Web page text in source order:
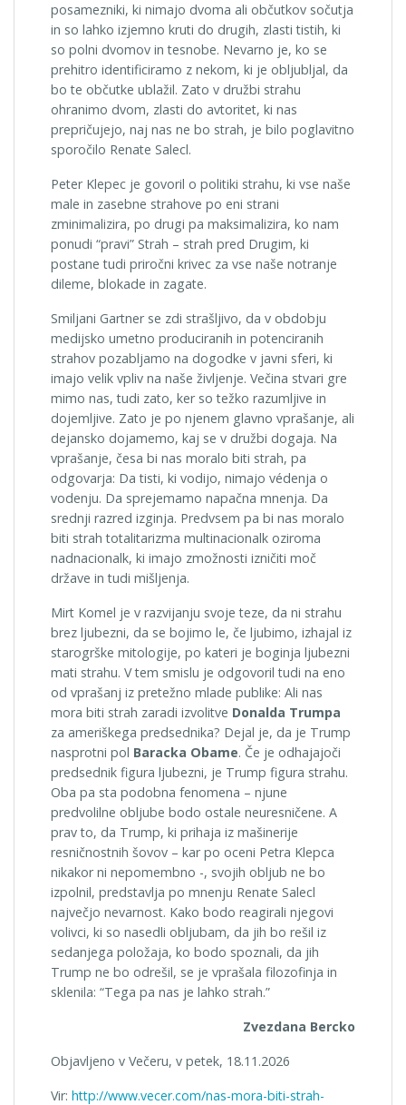
posamezniki, ki nimajo dvoma ali občutkov sočutja
in so lahko izjemno kruti do drugih, zlasti tistih, ki
so polni dvomov in tesnobe. Nevarno je, ko se
prehitro identificiramo z nekom, ki je obljubljal, da
bo te občutke ublažil. Zato v družbi strahu
ohranimo dvom, zlasti do avtoritet, ki nas
prepričujejo, naj nas ne bo strah, je bilo poglavitno
sporočilo Renate Salecl.
Peter Klepec je govoril o politiki strahu, ki vse naše
male in zasebne strahove po eni strani
zminimalizira, po drugi pa maksimalizira, ko nam
ponudi “pravi” Strah – strah pred Drugim, ki
postane tudi priročni krivec za vse naše notranje
dileme, blokade in zagate.
Smiljani Gartner se zdi strašljivo, da v obdobju
medijsko umetno produciranih in potenciranih
strahov pozabljamo na dogodke v javni sferi, ki
imajo velik vpliv na naše življenje. Večina stvari gre
mimo nas, tudi zato, ker so težko razumljive in
dojemljive. Zato je po njenem glavno vprašanje, ali
dejansko dojamemo, kaj se v družbi dogaja. Na
vprašanje, česa bi nas moralo biti strah, pa
odgovarja: Da tisti, ki vodijo, nimajo védenja o
vodenju. Da sprejemamo napačna mnenja. Da
srednji razred izginja. Predvsem pa bi nas moralo
biti strah totalitarizma multinacionalk oziroma
nadnacionalk, ki imajo zmožnosti izničiti moč
države in tudi mišljenja.
Mirt Komel je v razvijanju svoje teze, da ni strahu
brez ljubezni, da se bojimo le, če ljubimo, izhajal iz
starogrške mitologije, po kateri je boginja ljubezni
mati strahu. V tem smislu je odgovoril tudi na eno
od vprašanj iz pretežno mlade publike: Ali nas
mora biti strah zaradi izvolitve Donalda Trumpa
za ameriškega predsednika? Dejal je, da je Trump
nasprotni pol Baracka Obame. Če je odhajajoči
predsednik figura ljubezni, je Trump figura strahu.
Oba pa sta podobna fenomena – njune
predvolilne obljube bodo ostale neuresničene. A
prav to, da Trump, ki prihaja iz mašinerije
resničnostnih šovov – kar po oceni Petra Klepca
nikakor ni nepomembno -, svojih obljub ne bo
izpolnil, predstavlja po mnenju Renate Salecl
največjo nevarnost. Kako bodo reagirali njegovi
volivci, ki so nasedli obljubam, da jih bo rešil iz
sedanjega položaja, ko bodo spoznali, da jih
Trump ne bo odrešil, se je vprašala filozofinja in
sklenila: “Tega pa nas je lahko strah.”
Zvezdana Bercko
Objavljeno v Večeru, v petek, 18.11.2026
Vir: http://www.vecer.com/nas-mora-biti-strah-